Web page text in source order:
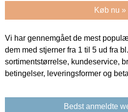
Køb nu »
Vi har gennemgået de mest
dem med stjerner fra 1 til 5 ud fra
sortimentstørrelse, kundeservice,
betingelser, leveringsformer og
Bedst anmeldte